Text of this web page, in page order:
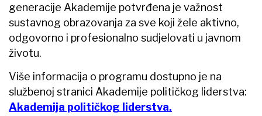
generacije Akademije potvrđena je važnost
sustavnog obrazovanja za sve koji žele aktivno,
odgovorno i profesionalno sudjelovati u javnom
životu.
Više informacija o programu dostupno je na
službenoj stranici Akademije političkog liderstva:
Akademija političkog liderstva.